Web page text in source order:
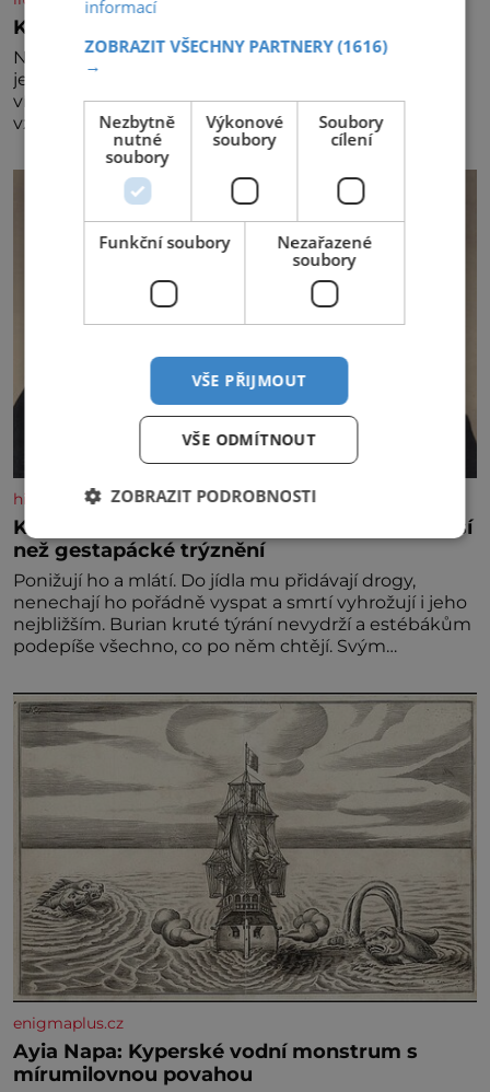
Král vín začíná třetí dekádu
Největší český vinařský projekt Král vín ve svém již
jednadvacátém ročníku představil nejlepší domácí
vína. Ta vybírala odborná porota z celkem 1260
vzorků od 157 vinařů. Král vín, který se – i pře
historyplus.cz
Kněz Bohuslav Burian: Metody StB byly horší
než gestapácké trýznění
Ponižují ho a mlátí. Do jídla mu přidávají drogy,
nenechají ho pořádně vyspat a smrtí vyhrožují i jeho
nejbližším. Burian kruté týrání nevydrží a estébákům
podepíše všechno, co po něm chtějí. Svým
výslechů nikdo nevyvíjel fyzický ani psychický nátlak.
Syn brněnského řezníka chce být knězem a
enigmaplus.cz
Ayia Napa: Kyperské vodní monstrum s
mírumilovnou povahou
informací
ZOBRAZIT VŠECHNY PARTNERY(1616)
→
Nezbytně
nutné
soubory
Výkonové
soubory
Soubory
cílení
Funkční soubory
Nezařazené
soubory
VŠE PŘIJMOUT
VŠE ODMÍTNOUT
ZOBRAZIT PODROBNOSTI